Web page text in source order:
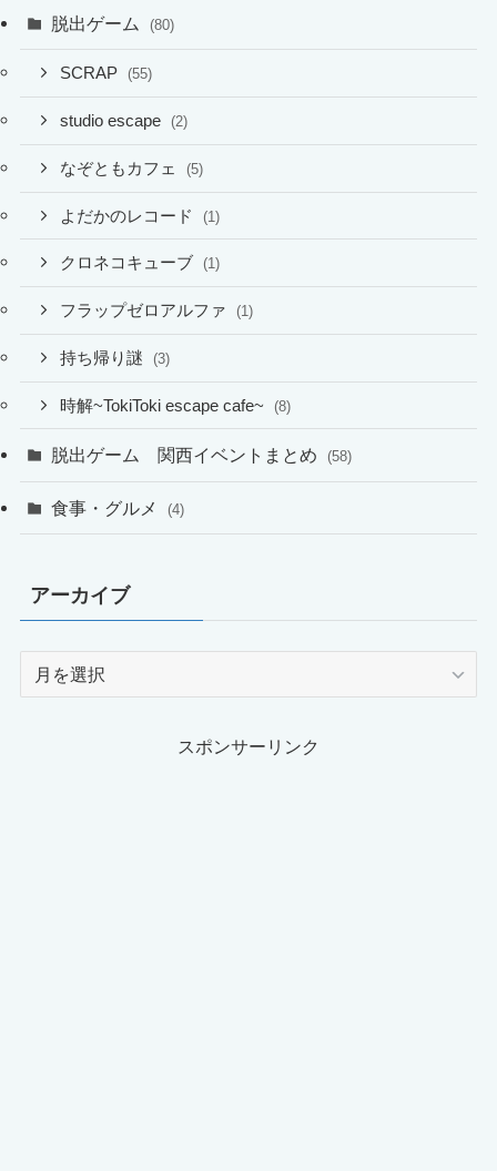
脱出ゲーム (80)
SCRAP (55)
studio escape (2)
なぞともカフェ (5)
よだかのレコード (1)
クロネコキューブ (1)
フラップゼロアルファ (1)
持ち帰り謎 (3)
時解~TokiToki escape cafe~ (8)
脱出ゲーム 関西イベントまとめ (58)
食事・グルメ (4)
アーカイブ
スポンサーリンク